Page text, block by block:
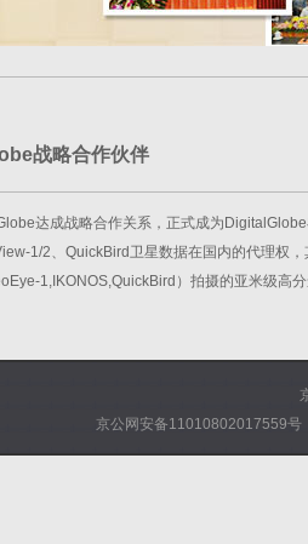
战略合作伙伴
达成战略合作关系，正式成为
1/2、QuickBird卫星数据在国内的代理权
1,IKONOS,QuickBird）拍摄的亚米级高
京公网安备11010802017559号